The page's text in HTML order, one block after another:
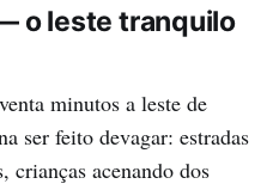
o leste tranquilo
minutos a leste de
ser feito devagar: estradas
crianças acenando dos